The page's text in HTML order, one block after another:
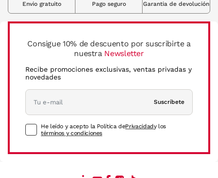
Consigue 10% de descuento por suscribirte a
nuestra Newsletter
Recibe promociones exclusivas, ventas privadas y
novedades
Suscríbete
He leído y acepto la Política dePrivacidady los
términos y condiciones
Envio gratuito Pago seguro Garantia de devolución